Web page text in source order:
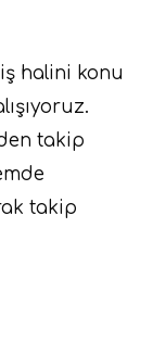
halini konu
takip
takip